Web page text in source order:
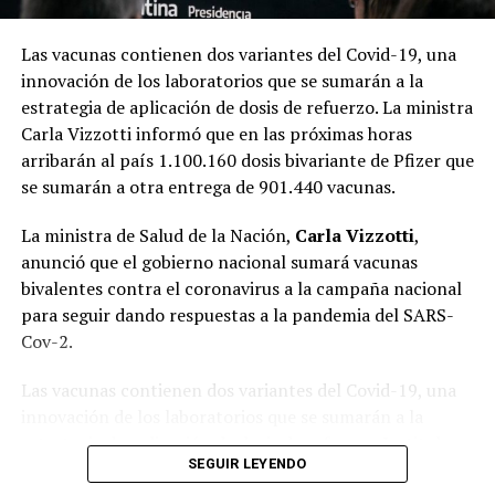
Las vacunas contienen dos variantes del Covid-19, una
innovación de los laboratorios que se sumarán a la
estrategia de aplicación de dosis de refuerzo. La ministra
Carla Vizzotti informó que en las próximas horas
arribarán al país 1.100.160 dosis bivariante de Pfizer que
se sumarán a otra entrega de 901.440 vacunas.
La ministra de Salud de la Nación, Carla Vizzotti,
anunció que el gobierno nacional sumará vacunas
bivalentes contra el coronavirus a la campaña nacional
para seguir dando respuestas a la pandemia del SARS-
Cov-2.
Las vacunas contienen dos variantes del Covid-19, una
estrategia de aplicación de dosis de refuerzo. La titular
de la cartera sanitaria informó que en las próximas
SEGUIR LEYENDO